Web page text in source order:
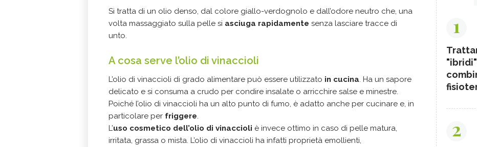
Si tratta di un olio denso, dal colore giallo-verdognolo e dall’odore neutro che, una
volta massaggiato sulla pelle si asciuga rapidamente senza lasciare tracce di
unto.
A cosa serve l’olio di vinaccioli
L’olio di vinaccioli di grado alimentare può essere utilizzato in cucina. Ha un sapore
delicato e si consuma a crudo per condire insalate o arricchire salse e minestre.
Poiché l’olio di vinaccioli ha un alto punto di fumo, è adatto anche per cucinare e, in
particolare per friggere.
L’uso cosmetico dell’olio di vinaccioli è invece ottimo in caso di pelle matura,
irritata, grassa o mista. L’olio di vinaccioli ha infatti proprietà emollienti,
1
2